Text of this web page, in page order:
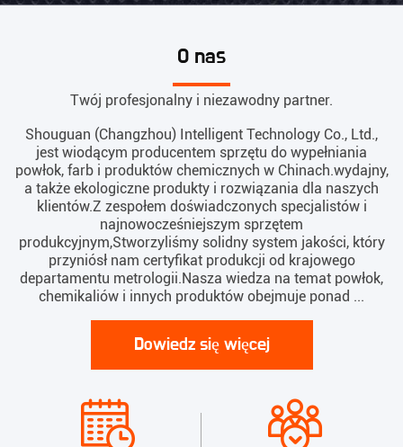
O nas
Twój profesjonalny i niezawodny partner.
Shouguan (Changzhou) Intelligent Technology Co., Ltd.,
jest wiodącym producentem sprzętu do wypełniania
powłok, farb i produktów chemicznych w Chinach.wydajny,
a także ekologiczne produkty i rozwiązania dla naszych
klientów.Z zespołem doświadczonych specjalistów i
najnowocześniejszym sprzętem
produkcyjnym,Stworzyliśmy solidny system jakości, który
przyniósł nam certyfikat produkcji od krajowego
departamentu metrologii.Nasza wiedza na temat powłok,
chemikaliów i innych produktów obejmuje ponad ...
Dowiedz się więcej